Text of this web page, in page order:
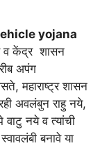
yojana
व केंद्र शासन
अपंग
महाराष्ट्र शासन
अवलंबुन राहु नये,
वाटु नये व त्यांची
बनावे या